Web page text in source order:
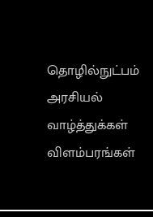
தொழில்நுட்பம்
அரசியல்
வாழ்த்துக்கள்
விளம்பரங்கள்